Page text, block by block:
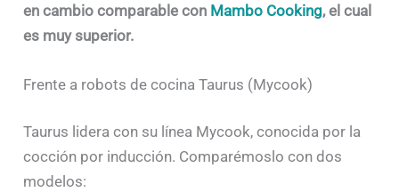
en cambio comparable con Mambo Cooking, el cual
es muy superior.
Frente a robots de cocina Taurus (Mycook)
Taurus lidera con su línea Mycook, conocida por la
cocción por inducción. Comparémoslo con dos
modelos: